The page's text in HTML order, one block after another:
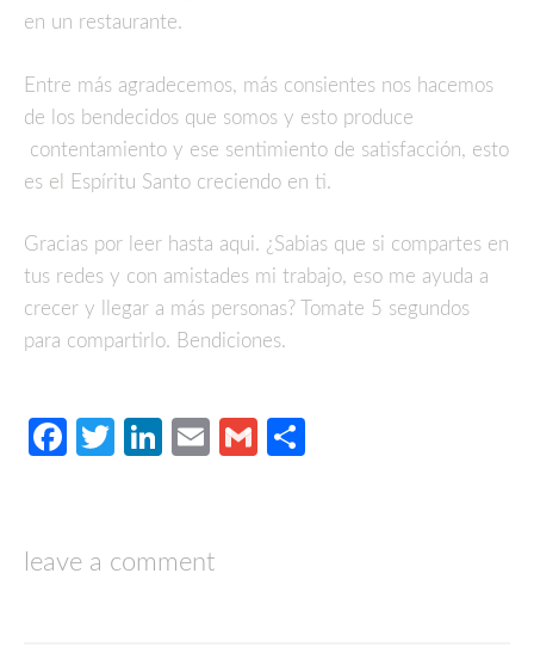
en un restaurante.
Entre más agradecemos, más consientes nos hacemos
de los bendecidos que somos y esto produce
contentamiento y ese sentimiento de satisfacción, esto
es el Espíritu Santo creciendo en ti.
Gracias por leer hasta aqui. ¿Sabias que si compartes en
tus redes y con amistades mi trabajo, eso me ayuda a
crecer y llegar a más personas? Tomate 5 segundos
para compartirlo. Bendiciones.
Facebook
TwitterLinkedIn
EmailGmail
leave a comment